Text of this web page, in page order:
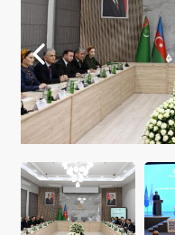
DYNÇ ALYŞ,